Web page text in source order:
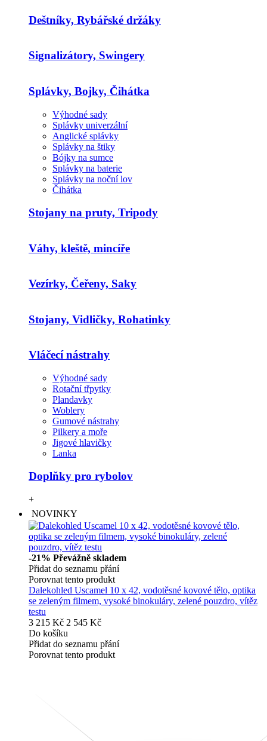
Deštníky, Rybářské držáky
Signalizátory, Swingery
Splávky, Bojky, Čihátka
Výhodné sady
Splávky univerzální
Anglické splávky
Splávky na štiky
Bójky na sumce
Splávky na baterie
Splávky na noční lov
Čihátka
Stojany na pruty, Tripody
Váhy, kleště, mincíře
Vezírky, Čeřeny, Saky
Stojany, Vidličky, Rohatinky
Vláčecí nástrahy
Výhodné sady
Rotační třpytky
Plandavky
Woblery
Gumové nástrahy
Pilkery a moře
Jigové hlavičky
Lanka
Doplňky pro rybolov
+
NOVINKY
-21% Převážně skladem
Přidat do seznamu přání
Porovnat tento produkt
Dalekohled Uscamel 10 x 42, vodotěsné kovové tělo, optika
se zeleným filmem, vysoké binokuláry, zelené pouzdro, vítěz
testu
3 215 Kč 2 545 Kč
Do košíku
Přidat do seznamu přání
Porovnat tento produkt